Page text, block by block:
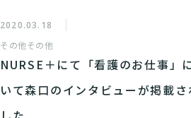
2020.03.18
その他その他
NURSE＋にて「看護のお仕事」
いて森口のインタビューが掲載さ